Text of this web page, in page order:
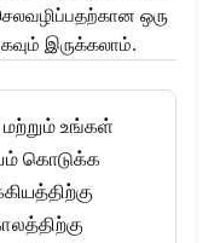
ஒரு
இருக்கலாம்.
உங்கள்
கொடுக்க